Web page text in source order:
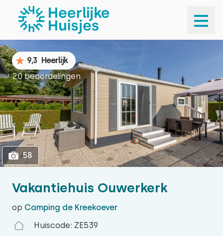
1
Vakantiehuis Ouwerkerk
op Camping de Kreekoever
Huiscode: ZE539
9,3 Heerlijk
20 beoordelingen
58